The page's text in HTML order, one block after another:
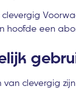
hoofde een
clevergig